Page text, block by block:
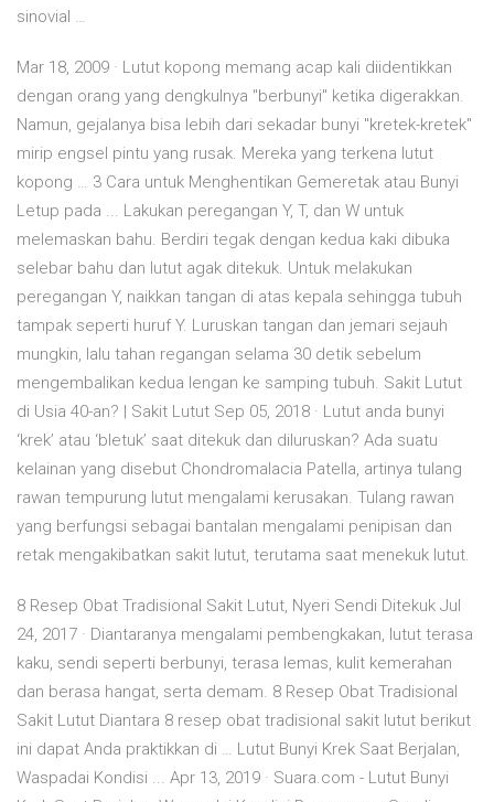
sinovial …
Mar 18, 2009 · Lutut kopong memang acap kali diidentikkan
dengan orang yang dengkulnya "berbunyi" ketika digerakkan.
Namun, gejalanya bisa lebih dari sekadar bunyi "kretek-kretek"
mirip engsel pintu yang rusak. Mereka yang terkena lutut
kopong … 3 Cara untuk Menghentikan Gemeretak atau Bunyi
Letup pada ... Lakukan peregangan Y, T, dan W untuk
melemaskan bahu. Berdiri tegak dengan kedua kaki dibuka
selebar bahu dan lutut agak ditekuk. Untuk melakukan
peregangan Y, naikkan tangan di atas kepala sehingga tubuh
tampak seperti huruf Y. Luruskan tangan dan jemari sejauh
mungkin, lalu tahan regangan selama 30 detik sebelum
mengembalikan kedua lengan ke samping tubuh. Sakit Lutut
di Usia 40-an? | Sakit Lutut Sep 05, 2018 · Lutut anda bunyi
‘krek’ atau ‘bletuk’ saat ditekuk dan diluruskan? Ada suatu
kelainan yang disebut Chondromalacia Patella, artinya tulang
rawan tempurung lutut mengalami kerusakan. Tulang rawan
yang berfungsi sebagai bantalan mengalami penipisan dan
retak mengakibatkan sakit lutut, terutama saat menekuk lutut.
8 Resep Obat Tradisional Sakit Lutut, Nyeri Sendi Ditekuk Jul
24, 2017 · Diantaranya mengalami pembengkakan, lutut terasa
kaku, sendi seperti berbunyi, terasa lemas, kulit kemerahan
dan berasa hangat, serta demam. 8 Resep Obat Tradisional
Sakit Lutut Diantara 8 resep obat tradisional sakit lutut berikut
ini dapat Anda praktikkan di … Lutut Bunyi Krek Saat Berjalan,
Waspadai Kondisi ... Apr 13, 2019 · Suara.com - Lutut Bunyi